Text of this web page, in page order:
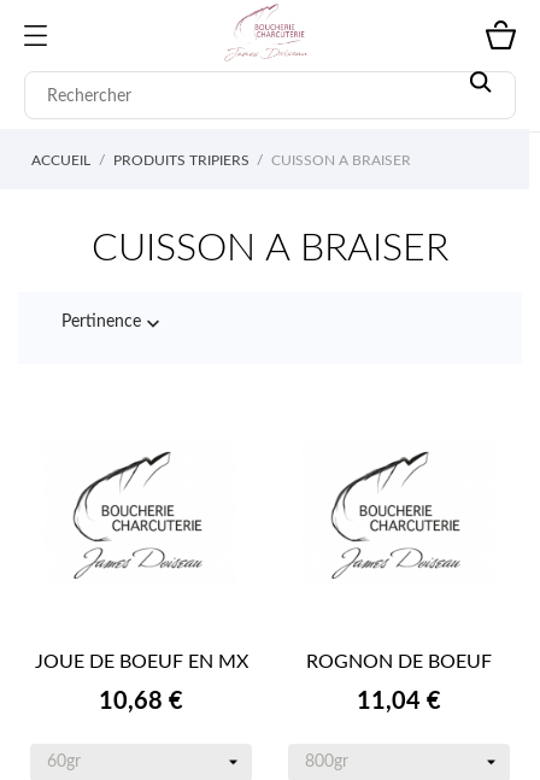
ACCUEIL PRODUITS TRIPIERS CUISSON A BRAISER
CUISSON A BRAISER
Pertinence 
JOUE DE BOEUF EN MX
Prix
10,68 €
ROGNON DE BOEUF
Prix
11,04 €